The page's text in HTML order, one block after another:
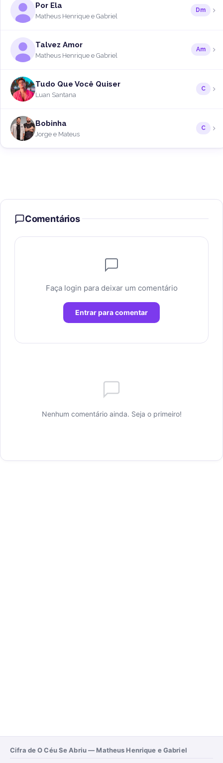
Por Ela
Matheus Henrique e Gabriel
Dm
Talvez Amor
Matheus Henrique e Gabriel
Am
Tudo Que Você Quiser
Luan Santana
C
Bobinha
Jorge e Mateus
C
Comentários
Faça login para deixar um comentário
Entrar para comentar
Nenhum comentário ainda. Seja o primeiro!
Cifra de O Céu Se Abriu — Matheus Henrique e Gabriel